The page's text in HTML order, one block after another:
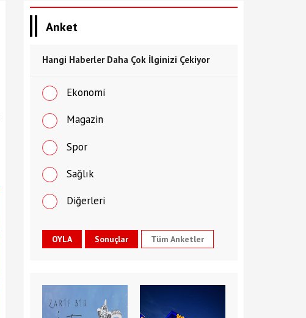
Anket
Hangi Haberler Daha Çok İlginizi Çekiyor
Ekonomi
Magazin
Spor
Sağlık
Diğerleri
Tüm Anketler